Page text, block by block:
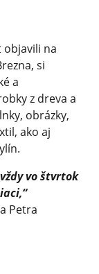
objavili na
si
a
z dreva a
obrázky,
ako aj
vo štvrtok
Petra